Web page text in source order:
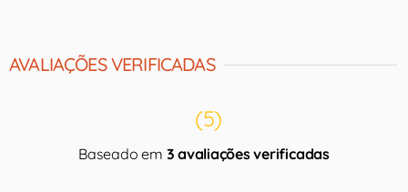
AVALIAÇÕES VERIFICADAS
(5)
Baseado em 3 avaliações verificadas